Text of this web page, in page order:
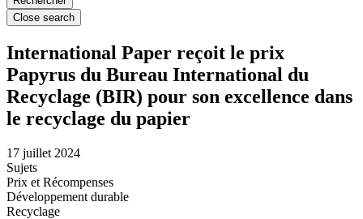
Close search
International Paper reçoit le prix
Papyrus du Bureau International du
Recyclage (BIR) pour son excellence dans
le recyclage du papier
17 juillet 2024
Sujets
Prix et Récompenses
Développement durable
Recyclage